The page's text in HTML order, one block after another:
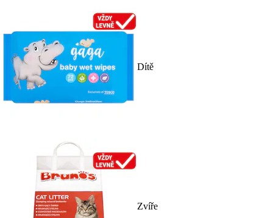
Dítě
Zvíře